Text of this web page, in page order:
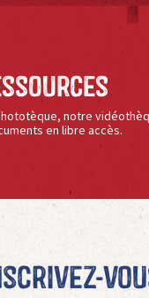
notre
en libre accès.